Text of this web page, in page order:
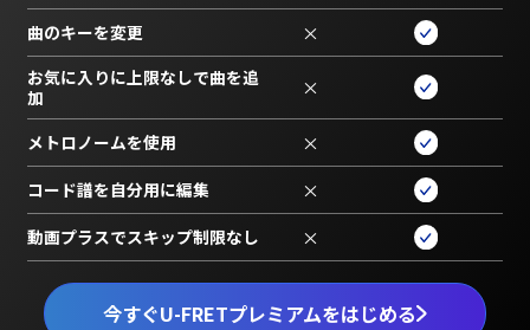
今すぐU-FRETプレミアムをはじめる
曲のキーを変更 ×
お気に入りに上限なしで曲を追
加
×
メトロノームを使用 ×
コード譜を自分用に編集 ×
動画プラスでスキップ制限なし ×